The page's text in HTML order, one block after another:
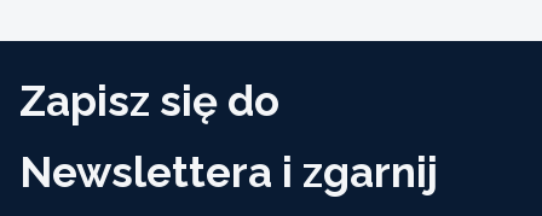
Zapisz się do
Newslettera i zgarnij